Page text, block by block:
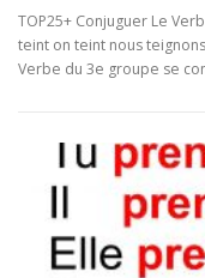
TOP25+ Conjuguer Le
teint on teint nous
Verbe du 3e groupe se